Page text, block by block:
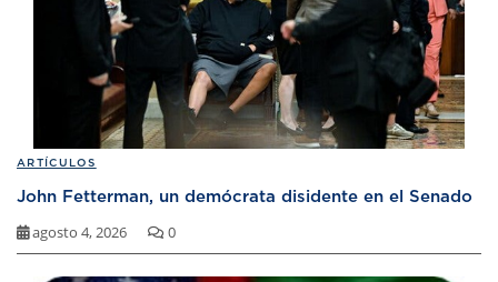
ARTÍCULOS
John Fetterman, un demócrata disidente en el Senado
agosto 4, 2026 0